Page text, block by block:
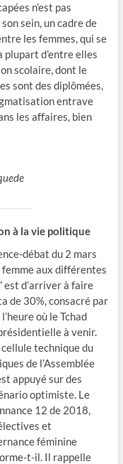
n’est pas
sein, un cadre de
les femmes, qui se
plupart d’entre elles
scolaire, dont le
sont des diplômées,
entrave
les affaires, bien
à la vie politique
débat du 2 mars
aux différentes
est d’arriver à faire
de 30%, consacré par
où le Tchad
à venir.
technique du
de l’Assemblée
appuyé sur des
optimiste. Le
12 de 2018,
et
féminine
t-il. Il rappelle